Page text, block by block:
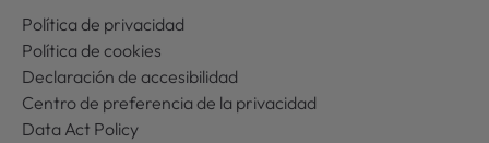
Política de privacidad
Política de cookies
Declaración de accesibilidad
Centro de preferencia de la privacidad
Data Act Policy